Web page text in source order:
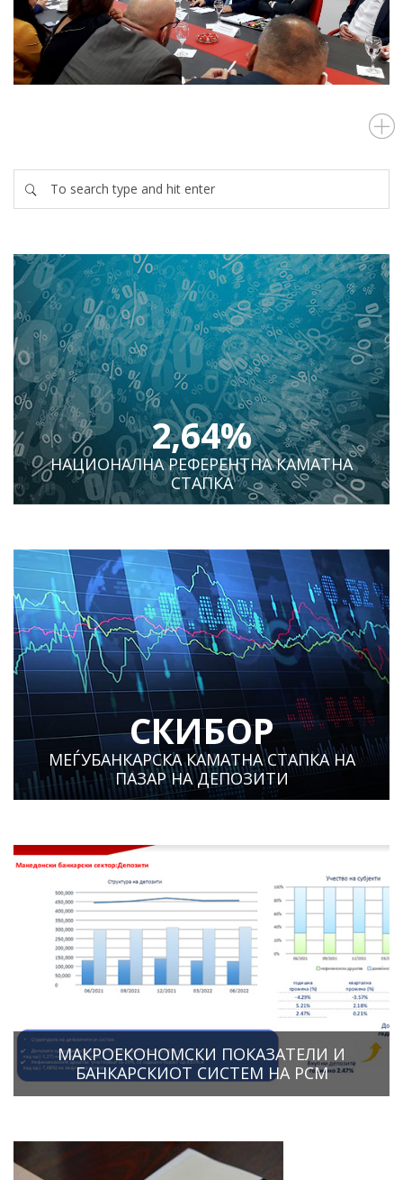
2,64%
НАЦИОНАЛНА РЕФЕРЕНТНА КАМАТНА
СТАПКА
СКИБОР
МЕЃУБАНКАРСКА КАМАТНА СТАПКА НА
ПАЗАР НА ДЕПОЗИТИ
МАКРОЕКОНОМСКИ ПОКАЗАТЕЛИ И
БАНКАРСКИОТ СИСТЕМ НА РСМ